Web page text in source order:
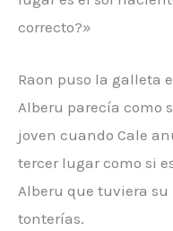
correcto?»
Raon puso la galleta
Alberu parecía como
joven cuando Cale
tercer lugar como si
Alberu que tuviera
tonterías.